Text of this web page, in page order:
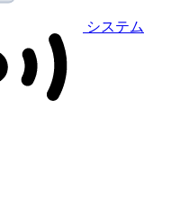
システム